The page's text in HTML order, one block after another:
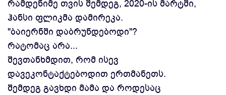
რამდენიმე თვის შემდეგ, 2020-ის მარტში,
ჰანსი ფლიკმა დამირეკა.
"ბაიერნში დაბრუნდებოდი"?
რატომაც არა...
შევთანხმდით, რომ ისევ
დავეკონტაქტებოდით ერთმანეთს.
შემდეგ გავხდი მამა და როდესაც